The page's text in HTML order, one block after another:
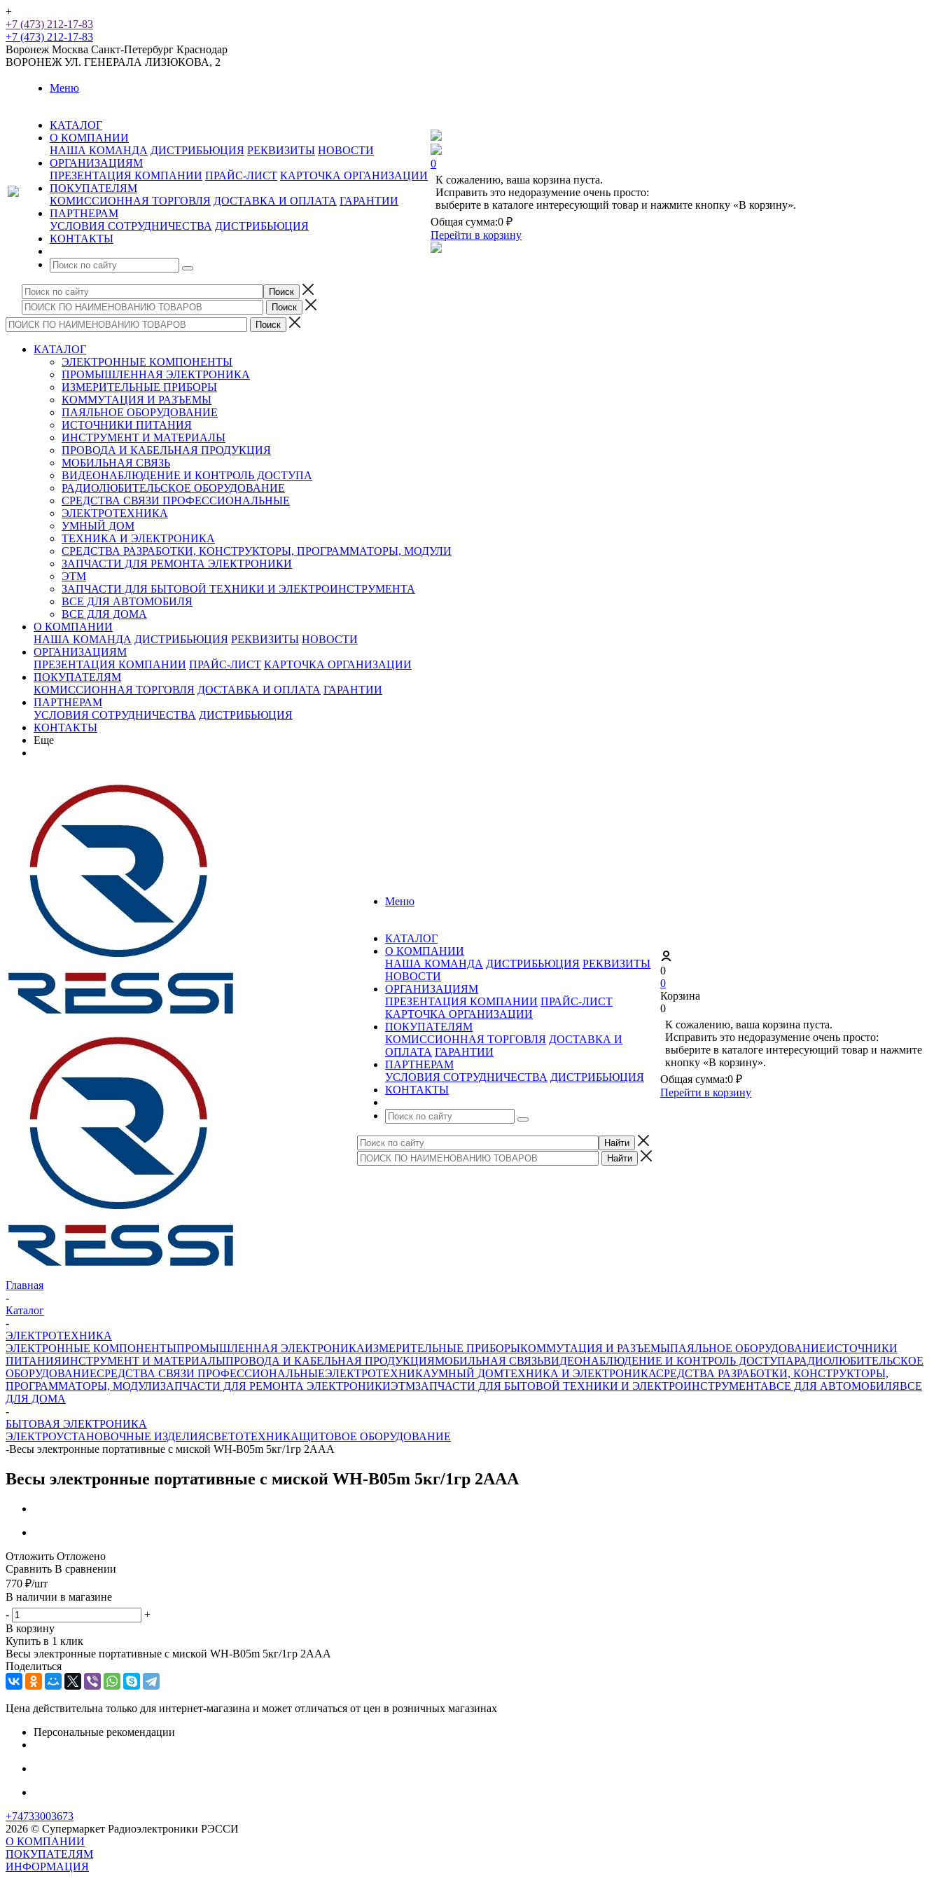
+
+7 (473) 212-17-83
+7 (473) 212-17-83
Воронеж Москва Санкт-Петербург Краснодар
ВОРОНЕЖ УЛ. ГЕНЕРАЛА ЛИЗЮКОВА, 2
Меню
КАТАЛОГ
О КОМПАНИИ
НАША КОМАНДА ДИСТРИБЬЮЦИЯ РЕКВИЗИТЫ НОВОСТИ
ОРГАНИЗАЦИЯМ
ПРЕЗЕНТАЦИЯ КОМПАНИИ ПРАЙС-ЛИСТ КАРТОЧКА ОРГАНИЗАЦИИ
ПОКУПАТЕЛЯМ
КОМИССИОННАЯ ТОРГОВЛЯ ДОСТАВКА И ОПЛАТА ГАРАНТИИ
ПАРТНЕРАМ
УСЛОВИЯ СОТРУДНИЧЕСТВА ДИСТРИБЬЮЦИЯ
КОНТАКТЫ
0
К сожалению, ваша корзина пуста.
Исправить это недоразумение очень просто:
выберите в каталоге интересующий товар и нажмите кнопку «В корзину».
Общая сумма:0 ₽
Перейти в корзину
КАТАЛОГ
ЭЛЕКТРОННЫЕ КОМПОНЕНТЫ
ПРОМЫШЛЕННАЯ ЭЛЕКТРОНИКА
ИЗМЕРИТЕЛЬНЫЕ ПРИБОРЫ
КОММУТАЦИЯ И РАЗЪЕМЫ
ПАЯЛЬНОЕ ОБОРУДОВАНИЕ
ИСТОЧНИКИ ПИТАНИЯ
ИНСТРУМЕНТ И МАТЕРИАЛЫ
ПРОВОДА И КАБЕЛЬНАЯ ПРОДУКЦИЯ
МОБИЛЬНАЯ СВЯЗЬ
ВИДЕОНАБЛЮДЕНИЕ И КОНТРОЛЬ ДОСТУПА
РАДИОЛЮБИТЕЛЬСКОЕ ОБОРУДОВАНИЕ
СРЕДСТВА СВЯЗИ ПРОФЕССИОНАЛЬНЫЕ
ЭЛЕКТРОТЕХНИКА
УМНЫЙ ДОМ
ТЕХНИКА И ЭЛЕКТРОНИКА
СРЕДСТВА РАЗРАБОТКИ, КОНСТРУКТОРЫ, ПРОГРАММАТОРЫ, МОДУЛИ
ЗАПЧАСТИ ДЛЯ РЕМОНТА ЭЛЕКТРОНИКИ
ЭТМ
ЗАПЧАСТИ ДЛЯ БЫТОВОЙ ТЕХНИКИ И ЭЛЕКТРОИНСТРУМЕНТА
ВСЕ ДЛЯ АВТОМОБИЛЯ
ВСЕ ДЛЯ ДОМА
О КОМПАНИИ
НАША КОМАНДА ДИСТРИБЬЮЦИЯ РЕКВИЗИТЫ НОВОСТИ
ОРГАНИЗАЦИЯМ
ПРЕЗЕНТАЦИЯ КОМПАНИИ ПРАЙС-ЛИСТ КАРТОЧКА ОРГАНИЗАЦИИ
ПОКУПАТЕЛЯМ
КОМИССИОННАЯ ТОРГОВЛЯ ДОСТАВКА И ОПЛАТА ГАРАНТИИ
ПАРТНЕРАМ
УСЛОВИЯ СОТРУДНИЧЕСТВА ДИСТРИБЬЮЦИЯ
КОНТАКТЫ
Еще
Меню
КАТАЛОГ
О КОМПАНИИ
НАША КОМАНДА ДИСТРИБЬЮЦИЯ РЕКВИЗИТЫ
НОВОСТИ
ОРГАНИЗАЦИЯМ
ПРЕЗЕНТАЦИЯ КОМПАНИИ ПРАЙС-ЛИСТ
КАРТОЧКА ОРГАНИЗАЦИИ
ПОКУПАТЕЛЯМ
КОМИССИОННАЯ ТОРГОВЛЯ ДОСТАВКА И
ОПЛАТА ГАРАНТИИ
ПАРТНЕРАМ
УСЛОВИЯ СОТРУДНИЧЕСТВА ДИСТРИБЬЮЦИЯ
КОНТАКТЫ
0
0
Корзина
0
К сожалению, ваша корзина пуста.
Исправить это недоразумение очень просто:
выберите в каталоге интересующий товар и нажмите
кнопку «В корзину».
Общая сумма:0 ₽
Перейти в корзину
Главная
-
Каталог
-
ЭЛЕКТРОТЕХНИКА
ЭЛЕКТРОННЫЕ КОМПОНЕНТЫПРОМЫШЛЕННАЯ ЭЛЕКТРОНИКАИЗМЕРИТЕЛЬНЫЕ ПРИБОРЫКОММУТАЦИЯ И РАЗЪЕМЫПАЯЛЬНОЕ ОБОРУДОВАНИЕИСТОЧНИКИ
ПИТАНИЯИНСТРУМЕНТ И МАТЕРИАЛЫПРОВОДА И КАБЕЛЬНАЯ ПРОДУКЦИЯМОБИЛЬНАЯ СВЯЗЬВИДЕОНАБЛЮДЕНИЕ И КОНТРОЛЬ ДОСТУПАРАДИОЛЮБИТЕЛЬСКОЕ
ОБОРУДОВАНИЕСРЕДСТВА СВЯЗИ ПРОФЕССИОНАЛЬНЫЕЭЛЕКТРОТЕХНИКАУМНЫЙ ДОМТЕХНИКА И ЭЛЕКТРОНИКАСРЕДСТВА РАЗРАБОТКИ, КОНСТРУКТОРЫ,
ПРОГРАММАТОРЫ, МОДУЛИЗАПЧАСТИ ДЛЯ РЕМОНТА ЭЛЕКТРОНИКИЭТМЗАПЧАСТИ ДЛЯ БЫТОВОЙ ТЕХНИКИ И ЭЛЕКТРОИНСТРУМЕНТАВСЕ ДЛЯ АВТОМОБИЛЯВСЕ
ДЛЯ ДОМА
-
БЫТОВАЯ ЭЛЕКТРОНИКА
ЭЛЕКТРОУСТАНОВОЧНЫЕ ИЗДЕЛИЯСВЕТОТЕХНИКАЩИТОВОЕ ОБОРУДОВАНИЕ
-Весы электронные портативные с миской WH-B05m 5кг/1гр 2ААА
Весы электронные портативные с миской WH-B05m 5кг/1гр 2ААА
Отложить Отложено
Сравнить В сравнении
770 ₽/шт
В наличии в магазине
-
+
В корзину
Купить в 1 клик
Весы электронные портативные с миской WH-B05m 5кг/1гр 2ААА
Поделиться
Цена действительна только для интернет-магазина и может отличаться от цен в розничных магазинах
Персональные рекомендации
+74733003673
2026 © Супермаркет Радиоэлектроники РЭССИ
О КОМПАНИИ
ПОКУПАТЕЛЯМ
ИНФОРМАЦИЯ